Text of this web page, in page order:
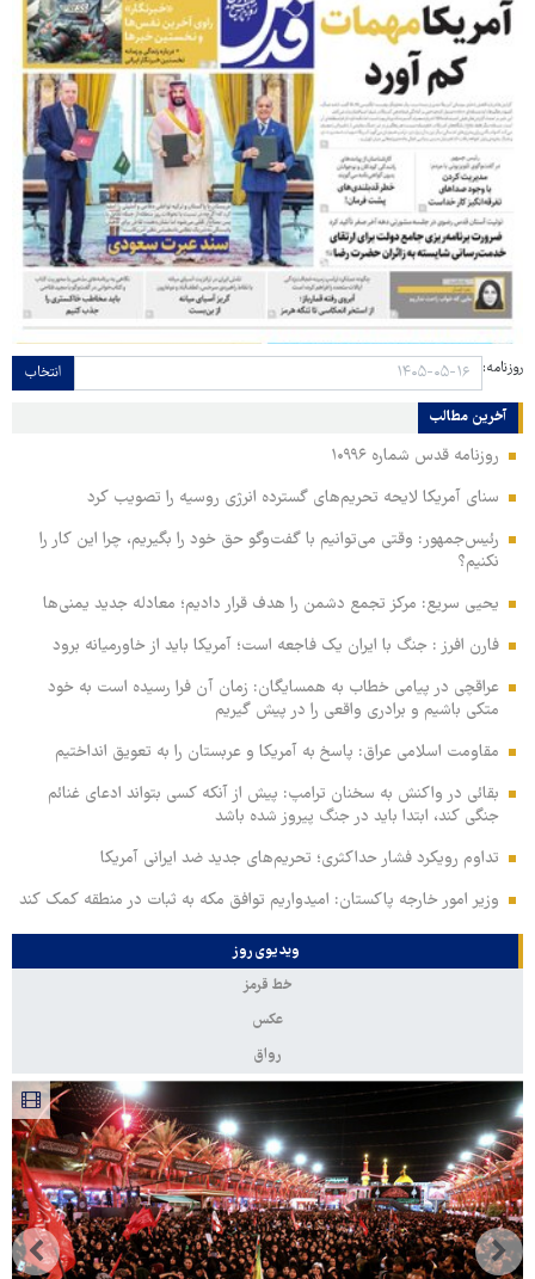
روزنامه: انتخاب
آخرین مطالب
روزنامه قدس شماره ۱۰۹۹۶
سنای آمریکا لایحه تحریم‌های گسترده انرژی روسیه را تصویب کرد
رئیس‌جمهور: وقتی می‌توانیم با گفت‌وگو حق خود را بگیریم، چرا این کار را
نکنیم؟
یحیی سریع: مرکز تجمع دشمن را هدف قرار دادیم؛ معادله جدید یمنی‌ها
فارن افرز : جنگ با ایران یک فاجعه است؛ آمریکا باید از خاورمیانه برود
عراقچی در پیامی خطاب به همسایگان: زمان آن فرا رسیده است به خود
متکی باشیم و برادری واقعی را در پیش گیریم
مقاومت اسلامی عراق: پاسخ به آمریکا و عربستان را به تعویق انداختیم
بقائی در واکنش به سخنان ترامپ: پیش از آنکه کسی بتواند ادعای غنائم
جنگی کند، ابتدا باید در جنگ پیروز شده باشد
تداوم رویکرد فشار حداکثری؛ تحریم‌های جدید ضد ایرانی آمریکا
وزیر امور خارجه پاکستان: امیدواریم توافق مکه به ثبات در منطقه کمک کند
ویدیوی روز
خط قرمز
عکس
رواق